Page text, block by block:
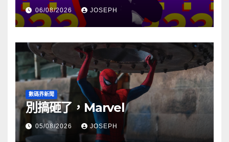
06/08/2026 JOSEPH
數碼界新聞
別搞砸了，Marvel
05/08/2026 JOSEPH